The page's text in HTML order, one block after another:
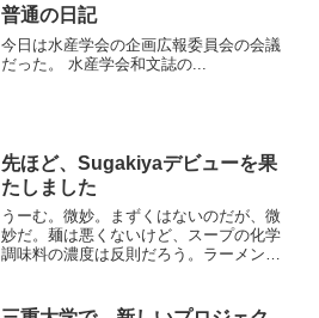
てしまった。ファイル自体は...
普通の日記
今日は水産学会の企画広報委員会の会議
だった。 水産学会和文誌の...
先ほど、Sugakiyaデビューを果
たしました
うーむ。微妙。まずくはないのだが、微
妙だ。麺は悪くないけど、スープの化学
調味料の濃度は反則だろう。ラーメンフ
ークが微妙に邪魔。なんというか、異文